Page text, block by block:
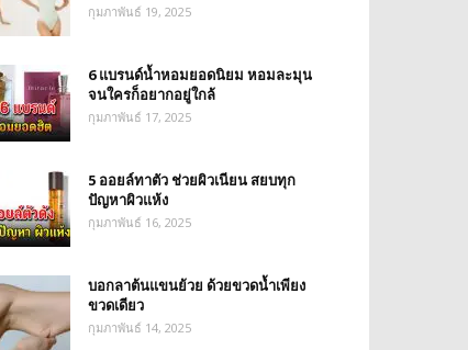
กุมภาพันธ์ 19, 2025
6 แบรนด์น้ำหอมยอดนิยม หอมละมุน
จนใครก็อยากอยู่ใกล้
กุมภาพันธ์ 17, 2025
5 ออยล์ทาตัว ช่วยผิวเนียน สยบทุก
ปัญหาผิวแห้ง
กุมภาพันธ์ 16, 2025
บอกลาต้นแขนย้วย ด้วยขวดน้ำเพียง
ขวดเดียว
กุมภาพันธ์ 14, 2025